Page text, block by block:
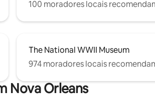
100 moradores locais
The National WWII Museum
974 moradores locais
Nova Orleans